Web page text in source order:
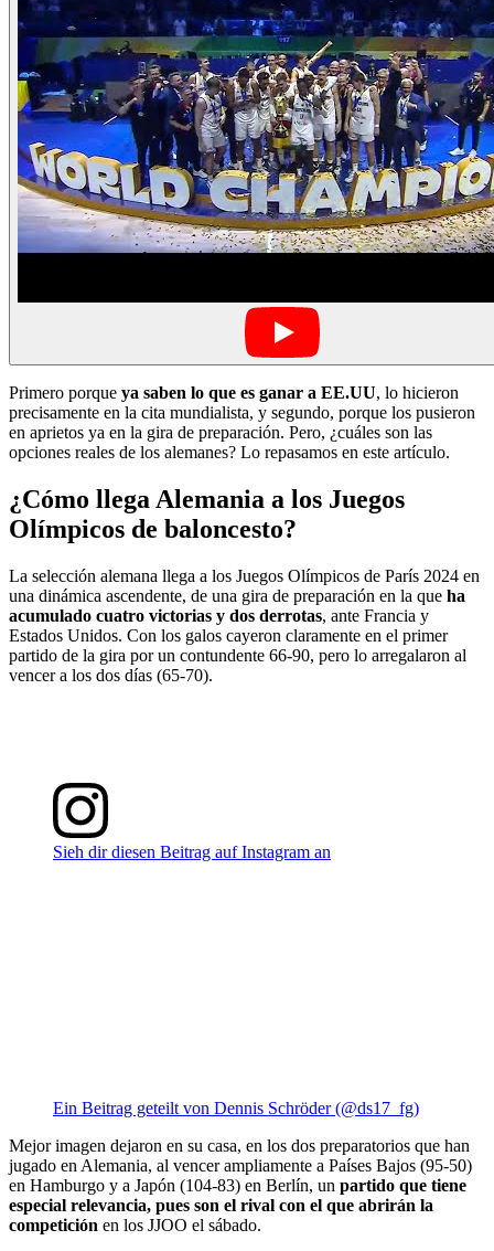
Primero porque ya saben lo que es ganar a EE.UU, lo hicieron
precisamente en la cita mundialista, y segundo, porque los pusieron
en aprietos ya en la gira de preparación. Pero, ¿cuáles son las
opciones reales de los alemanes? Lo repasamos en este artículo.
¿Cómo llega Alemania a los Juegos
Olímpicos de baloncesto?
La selección alemana llega a los Juegos Olímpicos de París 2024 en
una dinámica ascendente, de una gira de preparación en la que ha
acumulado cuatro victorias y dos derrotas, ante Francia y
Estados Unidos. Con los galos cayeron claramente en el primer
partido de la gira por un contundente 66-90, pero lo arregalaron al
vencer a los dos días (65-70).
Sieh dir diesen Beitrag auf Instagram an
Ein Beitrag geteilt von Dennis Schröder (@ds17_fg)
Mejor imagen dejaron en su casa, en los dos preparatorios que han
jugado en Alemania, al vencer ampliamente a Países Bajos (95-50)
en Hamburgo y a Japón (104-83) en Berlín, un partido que tiene
especial relevancia, pues son el rival con el que abrirán la
competición en los JJOO el sábado.